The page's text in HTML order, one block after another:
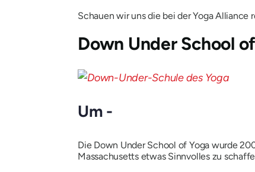
Schauen wir uns die bei der Yoga Alliance
Down Under School
Um -
Die Down Under School of Yoga wurde
Massachusetts etwas Sinnvolles zu